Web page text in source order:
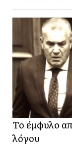
Το έμφυλο
λόγου